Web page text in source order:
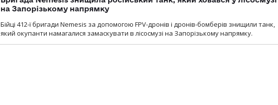
на Запорізькому напрямку
Бійці 412-ї бригади Nemesis за допомогою FPV-дронів і дронів-бомберів знищили танк,
який окупанти намагалися замаскувати в лісосмузі на Запорізькому напрямку.